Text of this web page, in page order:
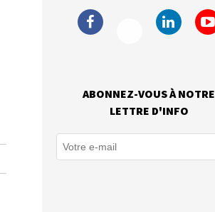
ABONNEZ-VOUS À NOTRE
LETTRE D'INFO